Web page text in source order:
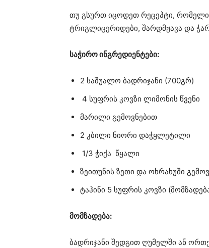
თუ გსურთ იცოდეთ რეცეპტი,
ტრიგლიცერიდები, შარდმჟავა და
საჭირო ინგრედიენტები:
2 საშუალო ბადრიჯანი (700გრ)
4 სუფრის კოვზი ლიმონის წვენი
მარილი გემოვნებით
2 კბილი ნიორი დაჭყლეტილი
1/3 ჭიქა წყალი
ზეითუნის ზეთი და ოხრახუში
ტაჰინი 5 სუფრის კოვზი
მომზადება:
ბადრიჯანი შედგით ღუმელში ან